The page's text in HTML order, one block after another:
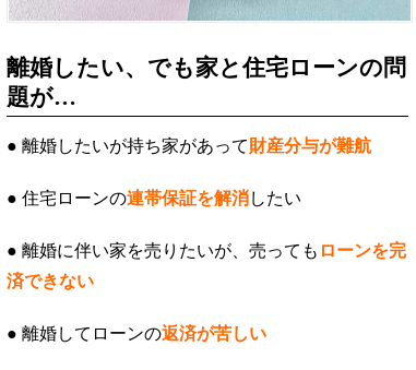
離婚したい、でも家と住宅ローンの問
題が…
● 離婚したいが持ち家があって財産分与が難航
● 住宅ローンの連帯保証を解消したい
● 離婚に伴い家を売りたいが、売っても ローンを完
済できない
● 離婚してローンの返済が苦しい